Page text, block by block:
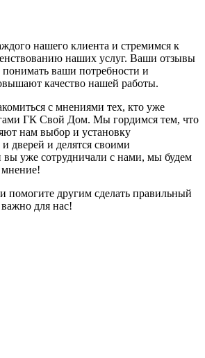
нашего клиента и стремимся к
наших услуг. Ваши отзывы
ваши потребности и
качество нашей работы.
с мнениями тех, кто уже
ГК Свой Дом. Мы гордимся тем, что
нам выбор и установку
дверей и делятся своими
вы уже сотрудничали с нами, мы будем
помогите другим сделать правильный
для нас!